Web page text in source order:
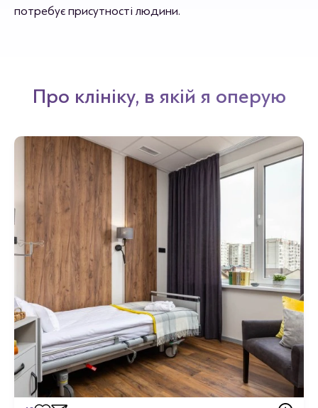
потребує присутності людини.
Про клініку, в якій я оперую